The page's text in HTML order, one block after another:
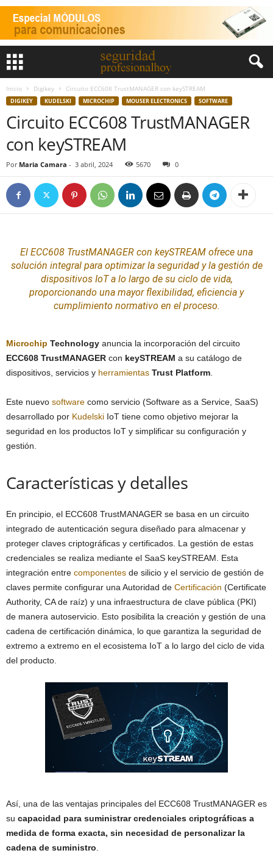
Inicio Digikey Circuito ECC608 TrustMANAGER con keySTREAM
DIGIKEY KUDELSKI MICROCHIP MOUSER ELECTRONICS SOFTWARE
Circuito ECC608 TrustMANAGER
con keySTREAM
Por Maria Camara - 3 abril, 2024 5670 0
El ECC608 TrustMANAGER con keySTREAM ofrece una
solución integral para optimizar la seguridady la gestión de
dispositivos IoTa lo largo de su ciclo de vida,
proporcionando una mayor flexibilidad, eficiencia y
cumplimiento normativo en el proceso.
Microchip Technology anuncia la incorporación del circuito
ECC608 TrustMANAGER con keySTREAM a su catálogo de
dispositivos, servicios y herramientas Trust Platform
Este nuevo software como servicio (Software as a Service, SaaS)
desarrollado por Kudelski IoT tiene como objetivo mejorar la
seguridad en los productos IoT y simplificar su configuración y
gestión.
Características y detalles
En principio, el ECC608 TrustMANAGER se basa en un circuito
integrado de autenticación segura diseñado para almacenar y
proteger claves criptográficas y certificados. La gestión de estas
credenciales se realiza mediante el SaaS keySTREAM. Esta
integración entre componentes de silicio y el servicio de gestión de
claves permite configurar una Autoridad de Certificación (Certificate
Authority, CA de raíz) y una infraestructura de clave pública (PKI)
de manera autoservicio. Esto posibilita la creación y gestión de una
cadena de certificación dinámica, lo que garantiza la seguridad de
extremo a extremo en el ecosistema IoT a lo largo del ciclo de vida
del producto.
Así, una de las ventajas principales del ECC608 TrustMANAGER es
su capacidad para suministrar credenciales criptográficas a
medida de forma exacta, sin necesidad de personalizar la
cadena de suministro